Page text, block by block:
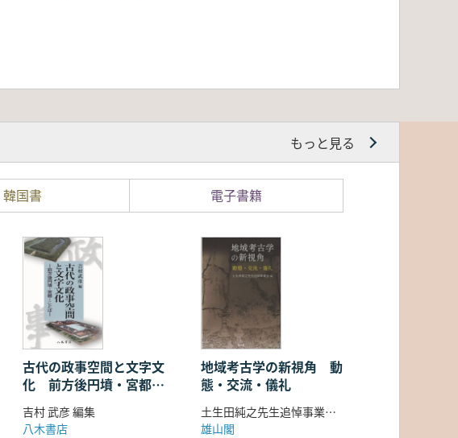
もっと見る
韓国書 電子書籍
古代の政事空間と文字文
化 前方後円墳・宮都・
ことば
吉村 武彦 編集
八木書店
地域考古学の新視角 動
態・交流・儀礼
土生田純之先生追悼事業会 編
雄山閣